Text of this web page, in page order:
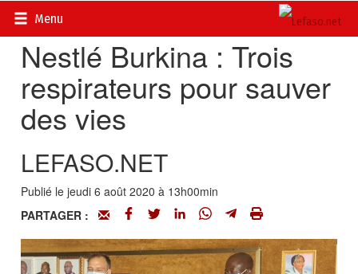
Menu
Accueil>
Nestlé Burkina : Trois
respirateurs pour sauver
des vies
LEFASO.NET
Publié le jeudi 6 août 2020 à 13h00min
PARTAGER :